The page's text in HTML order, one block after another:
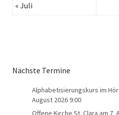
« Juli
Nächste Termine
Alphabetisierungskurs im
August 2026 9:00
Offene Kirche St. Clara am 7.